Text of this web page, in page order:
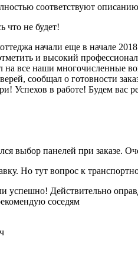
соответствуют
что не будет!
начали еще в начале
и высокий
на все наши многочисленные
сообщал о готовности
Успехов в работе! Будем вас
выбор панелей при заказе.
Но тут вопрос к
успешно! Действительно
соседям